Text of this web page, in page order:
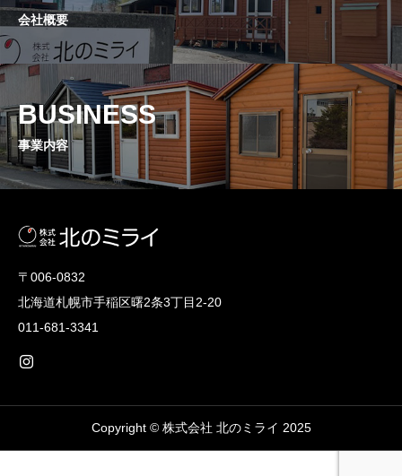
会社概要
BUSINESS
事業内容
〒006-0832
北海道札幌市手稲区曙2条3丁目2-20
011-681-3341
Copyright © 株式会社 北のミライ 2025